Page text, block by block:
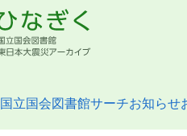
国立国会図書館サーチお知らせ